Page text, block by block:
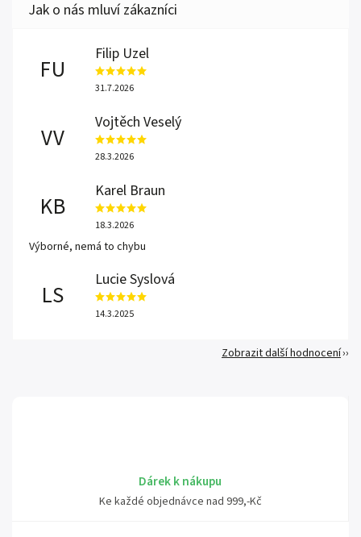
Dárek k nákupu
Ke každé objednávce nad 999,-Kč
FU
Filip Uzel
31.7.2026
VV
Vojtěch Veselý
28.3.2026
KB
Karel Braun
18.3.2026
Výborné, nemá to chybu
LS
Lucie Syslová
14.3.2025
Zobrazit další hodnocení